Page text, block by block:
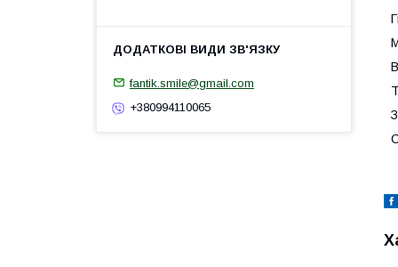
fantik.smile@gmail.com
+380994110065